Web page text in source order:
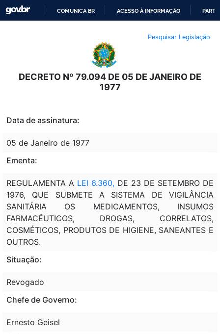
O
CONTEÚDO
COMUNICA BR ACESSO À INFORMAÇÃO
Pesquisar Legislação
DECRETO Nº 79.094 DE 05 DE JANEIRO DE
1977
Data de assinatura:
05 de Janeiro de 1977
Ementa:
REGULAMENTA A LEI 6.360, DE 23 DE SETEMBRO DE
1976, QUE SUBMETE A SISTEMA DE VIGILÂNCIA
SANITÁRIA OS MEDICAMENTOS, INSUMOS
FARMACÊUTICOS, DROGAS, CORRELATOS,
COSMÉTICOS, PRODUTOS DE HIGIENE, SANEANTES E
OUTROS.
Situação:
Revogado
Chefe de Governo:
Ernesto Geisel